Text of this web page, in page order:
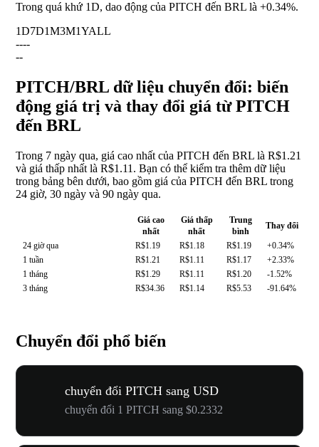
Trong quá khứ 1D, dao động của PITCH đến BRL là +0.34%.
1D7D1M3M1YALL
----
--
PITCH/BRL dữ liệu chuyển đổi: biến
động giá trị và thay đổi giá từ PITCH
đến BRL
Trong 7 ngày qua, giá cao nhất của PITCH đến BRL là R$1.21
và giá thấp nhất là R$1.11. Bạn có thể kiểm tra thêm dữ liệu
trong bảng bên dưới, bao gồm giá của PITCH đến BRL trong
24 giờ, 30 ngày và 90 ngày qua.
Giá cao
nhất
Giá thấp
nhất
Trung
bình
Thay đổi
24 giờ qua
R$1.19 R$1.18 R$1.19
+0.34%
1 tuần
R$1.21 R$1.11 R$1.17
+2.33%
1 tháng
R$1.29 R$1.11 R$1.20
-1.52%
3 tháng
R$34.36 R$1.14 R$5.53 -91.64%
Chuyển đổi phổ biến
chuyển đổi PITCH sang USD
chuyển đổi 1 PITCH sang $0.2332